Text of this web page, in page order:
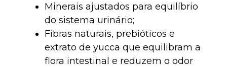
Minerais ajustados para equilíbrio
do sistema urinário;
Fibras naturais, prebióticos e
extrato de yucca que equilibram a
flora intestinal e reduzem o odor